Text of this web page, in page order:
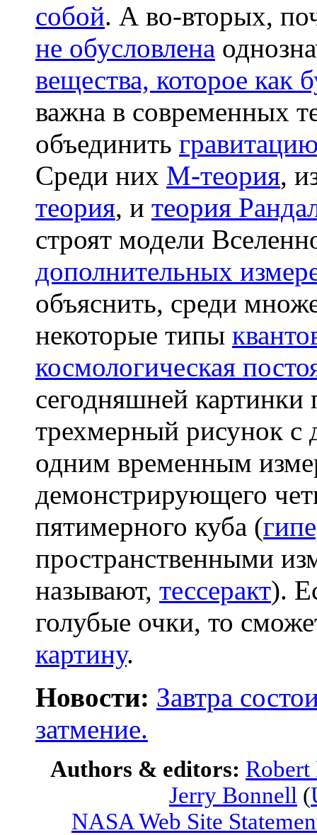
собой. А во-вторых,
не обусловлена
вещества, которое как
важна в современных
объединить
Среди них М-теория,
теория, и теория
строят модели
дополнительных
объяснить, среди
некоторые типы
космологическая
сегодняшней картинки
трехмерный рисунок с
одним временным
демонстрирующего
пятимерного куба (
пространственными
называют, тессеракт).
голубые очки, то
картину.
Новости: Завтра
затмение.
Authors & editors:
Jerry Bonnell (
NASA Web Site